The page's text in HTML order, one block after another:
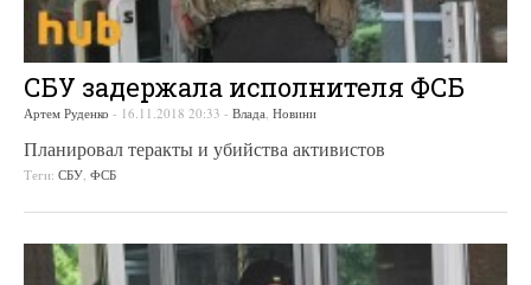
СБУ задержала исполнителя ФСБ
Артем Руденко - 16.11.2018 20:33 - Влада, Новини
Планировал теракты и убийства активистов
Теги: СБУ, ФСБ